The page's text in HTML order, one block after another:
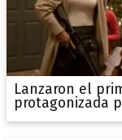
Lanzaron el
protagonizada